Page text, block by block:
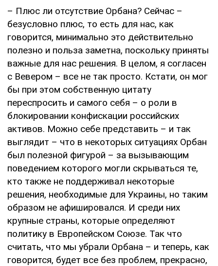
– Плюс ли отсутствие Орбана? Сейчас –
безусловно плюс, то есть для нас, как
говорится, минимально это действительно
полезно и польза заметна, поскольку приняты
важные для нас решения. В целом, я согласен
с Вевером – все не так просто. Кстати, он мог
бы при этом собственную цитату
переспросить и самого себя – о роли в
блокировании конфискации российских
активов. Можно себе представить – и так
выглядит – что в некоторых ситуациях Орбан
был полезной фигурой – за вызывающим
поведением которого могли скрываться те,
кто также не поддерживал некоторые
решения, необходимые для Украины, но таким
образом не афишировался. И среди них
крупные страны, которые определяют
политику в Европейском Союзе. Так что
считать, что мы убрали Орбана – и теперь, как
говорится, будет все без проблем, прекрасно,